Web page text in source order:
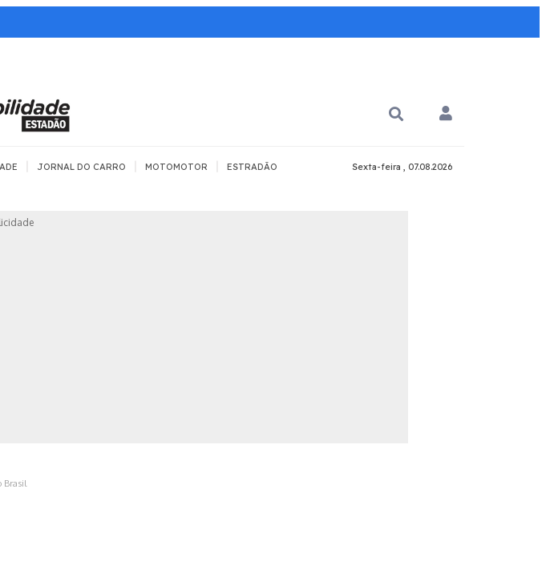
COM
JORNAL DO CARRO MOTOMOTOR ESTRADÃO Sexta-feira , 07.08.2026
Brasil